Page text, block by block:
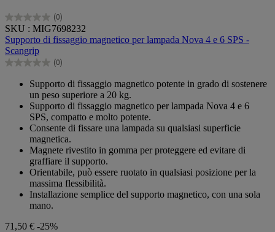
(0)
0.0
su
5
stelle.
SKU : MIG7698232
Supporto di fissaggio magnetico per lampada Nova 4 e 6 SPS -
Scangrip
(0)
0.0
Supporto di fissaggio magnetico potente in grado di sostenere
un peso superiore a 20 kg.
Supporto di fissaggio magnetico per lampada Nova 4 e 6
SPS, compatto e molto potente.
Consente di fissare una lampada su qualsiasi superficie
magnetica.
Magnete rivestito in gomma per proteggere ed evitare di
graffiare il supporto.
Orientabile, può essere ruotato in qualsiasi posizione per la
massima flessibilità.
Installazione semplice del supporto magnetico, con una sola
mano.
71,50 € -25%